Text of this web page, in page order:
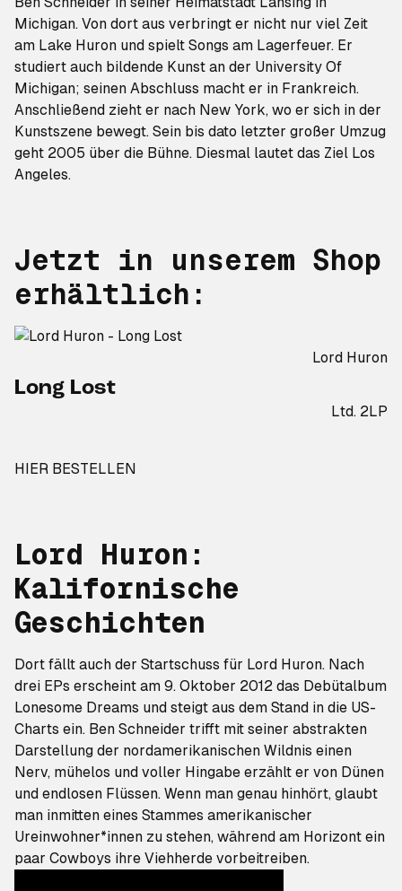
Michigan. Von dort aus verbringt er nicht nur viel Zeit
am Lake Huron und spielt Songs am Lagerfeuer. Er
studiert auch bildende Kunst an der University Of
Michigan; seinen Abschluss macht er in Frankreich.
Anschließend zieht er nach New York, wo er sich in der
Kunstszene bewegt. Sein bis dato letzter großer Umzug
geht 2005 über die Bühne. Diesmal lautet das Ziel Los
Angeles.
Jetzt in unserem Shop
erhältlich:
Lord Huron
Long Lost
Ltd. 2LP
HIER BESTELLEN
Lord Huron:
Kalifornische
Geschichten
Dort fällt auch der Startschuss für Lord Huron. Nach
drei EPs erscheint am 9. Oktober 2012 das Debütalbum
Lonesome Dreams und steigt aus dem Stand in die US-
Charts ein. Ben Schneider trifft mit seiner abstrakten
Darstellung der nordamerikanischen Wildnis einen
Nerv, mühelos und voller Hingabe erzählt er von Dünen
und endlosen Flüssen. Wenn man genau hinhört, glaubt
man inmitten eines Stammes amerikanischer
Ureinwohner*innen zu stehen, während am Horizont ein
paar Cowboys ihre Viehherde vorbeitreiben.